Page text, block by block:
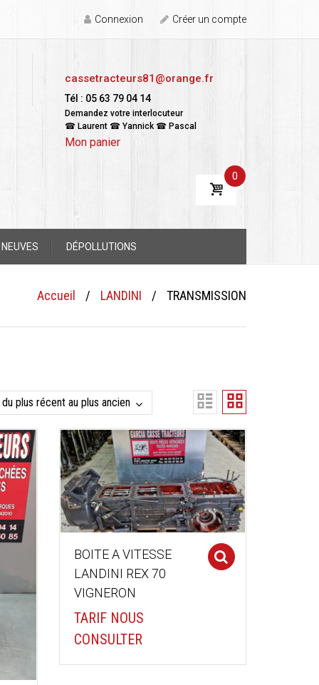
Connexion Créer un compte
cassetracteurs81@orange.fr
Tél : 05 63 79 04 14
Demandez votre interlocuteur
☎ Laurent ☎ Yannick ☎ Pascal
Mon panier
0
DÉPOLLUTIONS
Accueil / LANDINI / TRANSMISSION
BOITE A VITESSE
LANDINI REX 70
VIGNERON
TARIF NOUS
CONSULTER